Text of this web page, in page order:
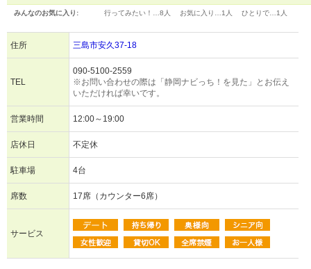
みんなのお気に入り: 行ってみたい！… 8人 お気に入り… 1人 ひとりで… 1人
住所 三島市安久37-18
TEL
090-5100-2559
※お問い合わせの際は「静岡ナビっち！を見た」とお伝え
いただければ幸いです。
営業時間 12:00～19:00
店休日 不定休
駐車場 4台
席数 17席（カウンター6席）
サービス